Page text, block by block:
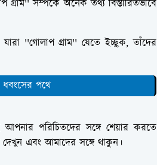
সম্পর্কে অনেক তথ্য বিস্তারিতভাবে
''গোলাপ গ্রাম'' যেতে ইচ্ছুক, তাঁদের
পথে
পরিচিতদের সঙ্গে শেয়ার করতে
এবং আমাদের সঙ্গে থাকুন।